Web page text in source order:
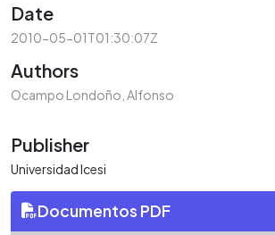
Date
2010-05-01T01:30:07Z
Authors
Ocampo Londoño, Alfonso
Publisher
Universidad Icesi
Documentos PDF